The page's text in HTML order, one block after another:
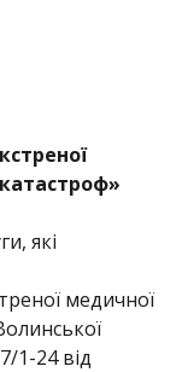
які
медичної
1-24 від